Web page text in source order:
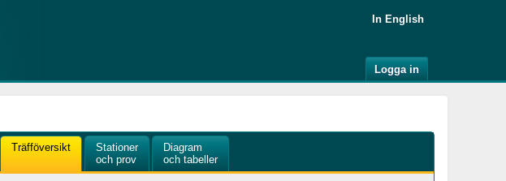
In English
Logga in
Träfföversikt
Stationer
och prov
Diagram
och tabeller